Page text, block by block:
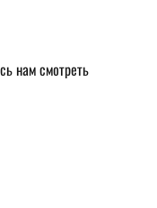
нам смотреть